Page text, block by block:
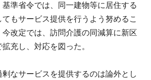
基準省令では、同一建物等に居住する
もサービス提供を行うよう努めるこ
今改定では、訪問介護の同減算に新区
充し、対応を図った。
なサービスを提供するのは論外とし